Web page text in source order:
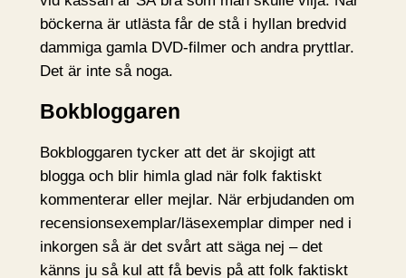
böckerna är utlästa får de stå i hyllan bredvid
dammiga gamla DVD-filmer och andra pryttlar.
Det är inte så noga.
Bokbloggaren
Bokbloggaren tycker att det är skojigt att
blogga och blir himla glad när folk faktiskt
kommenterar eller mejlar. När erbjudanden om
recensionsexemplar/läsexemplar dimper ned i
inkorgen så är det svårt att säga nej – det
känns ju så kul att få bevis på att folk faktiskt